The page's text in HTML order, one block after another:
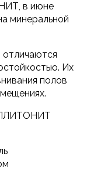
в июне
минеральной
Их
полов
ПЛИТОНИТ